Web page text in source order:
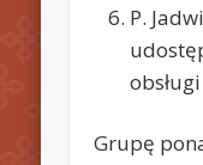
P.
Grupę